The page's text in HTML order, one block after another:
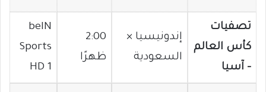
تصفيات
كأس العالم
– آسيا
إندونيسيا ×
السعودية
2:00
ظهرًا
beIN
Sports
HD 1